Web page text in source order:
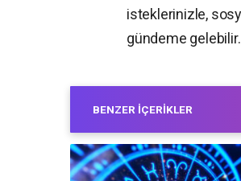
isteklerinizle,
gündeme gelebilir.
BENZER İÇERIKLER